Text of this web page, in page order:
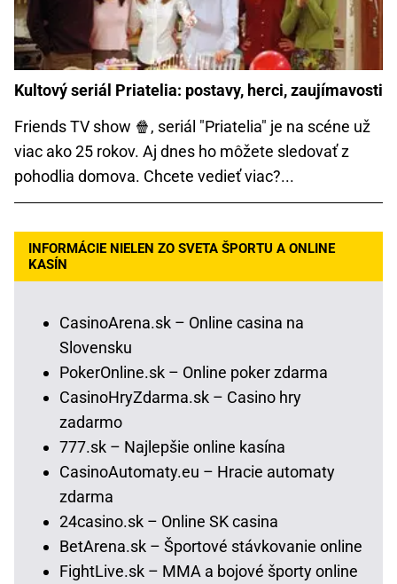
Kultový seriál Priatelia: postavy, herci, zaujímavosti
Friends TV show 🍿, seriál "Priatelia" je na scéne už
viac ako 25 rokov. Aj dnes ho môžete sledovať z
pohodlia domova. Chcete vedieť viac?...
INFORMÁCIE NIELEN ZO SVETA ŠPORTU A ONLINE
KASÍN
CasinoArena.sk – Online casina na
Slovensku
PokerOnline.sk – Online poker zdarma
CasinoHryZdarma.sk – Casino hry
zadarmo
777.sk – Najlepšie online kasína
CasinoAutomaty.eu – Hracie automaty
zdarma
24casino.sk – Online SK casina
BetArena.sk – Športové stávkovanie online
FightLive.sk – MMA a bojové športy online